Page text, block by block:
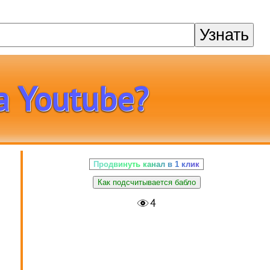
Узнать
Youtube?
Продвинуть канал в 1 клик
Как подсчитывается бабло
4